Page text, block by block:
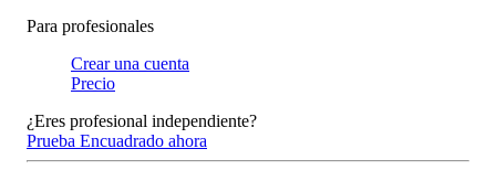
Para profesionales
Crear una cuenta
Precio
¿Eres profesional independiente?
Prueba Encuadrado ahora